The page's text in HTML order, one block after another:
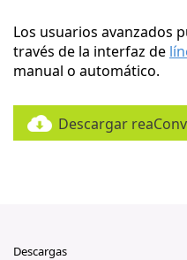
Los usuarios avanzados
través de la interfaz de
manual o automático.
Descargar
Descargas